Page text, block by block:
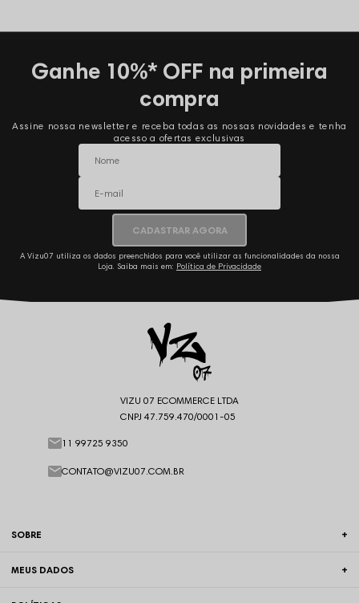
Ganhe 10%* OFF na primeira
compra
Assine nossa newsletter e receba todas as nossas novidades e tenha
acesso a ofertas exclusivas
CADASTRAR AGORA
A Vizu07 utiliza os dados preenchidos para você utilizar as funcionalidades da nossa
Loja. Saiba mais em: Política de Privacidade
SOBRE
MEUS DADOS
VIZU 07 ECOMMERCE LTDA
CNPJ 47.759.470/0001-05
11 99725 9350
CONTATO@VIZU07.COM.BR